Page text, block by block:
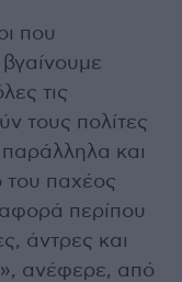
που
τις
τους πολίτες
και
του παχέος
περίπου
άντρες και
ανέφερε, από